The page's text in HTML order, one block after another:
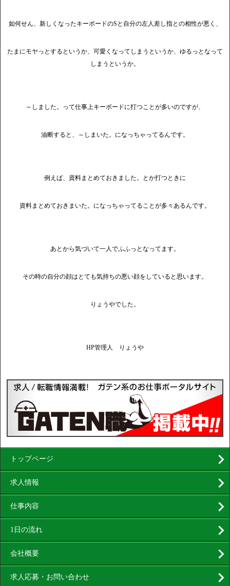
如何せん、新しくなったキーボードのSと自分の左人差し指との相性が悪く、
たまにモヤっとするというか、可愛くなってしまうというか、ゆるっとなって
しまうというか。
～しました。って仕事上キーボードに打つことが多いのですが、
油断すると、～しまいた。になっちゃってるんです。
例えば、資料まとめておきました。とか打つときに
資料まとめておきまいた。になっちゃってることが多々あるんです。
あとから気づいて一人でふふっとなってます。
その時の自分の顔はとても気持ちの悪い顔をしていると思います。
りょうやでした。
HP管理人 りょうや
トップページ
求人情報
仕事内容
1日の流れ
会社概要
求人応募・お問い合わせ